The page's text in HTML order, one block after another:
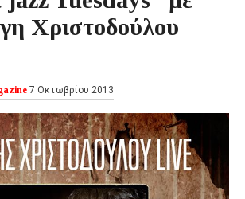
Χριστοδούλου
7 Οκτωβρίου 2013